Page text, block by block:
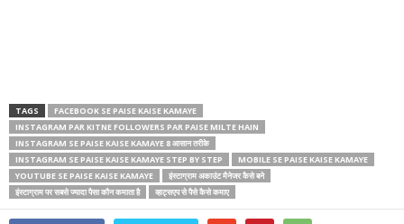
TAGS
FACEBOOK SE PAISE KAISE KAMAYE
INSTAGRAM PAR KITNE FOLLOWERS PAR PAISE MILTE HAIN
INSTAGRAM SE PAISE KAISE KAMAYE 8 आसान तरीके
INSTAGRAM SE PAISE KAISE KAMAYE STEP BY STEP
MOBILE SE PAISE KAISE KAMAYE
YOUTUBE SE PAISE KAISE KAMAYE
इंस्टाग्राम अकाउंट मैनेजर कैसे बने
इंस्टाग्राम पर सबसे ज्यादा पैसा कौन कमाता है
व्हाट्सएप से पैसे कैसे कमाए